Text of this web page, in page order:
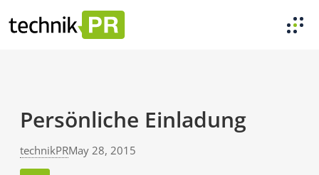
Persönliche Einladung
technikPRMay 28, 2015